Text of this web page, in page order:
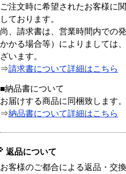
ご注文時に希望されたお客様に
しております。
尚、請求書は、営業時間内での
かかる場合等）によりましては
ざいます。
⇒請求書について詳細はこちら
■納品書について
お届けする商品に同梱致します。
⇒納品書について詳細はこちら
返品について
お客様のご都合による返品・交